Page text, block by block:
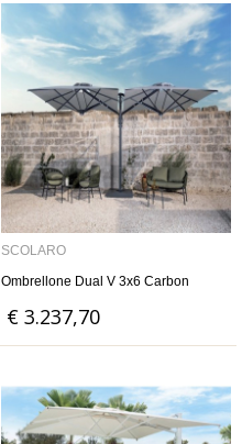
SCOLARO
Ombrellone Dual V 3x6 Carbon
€ 3.237,70